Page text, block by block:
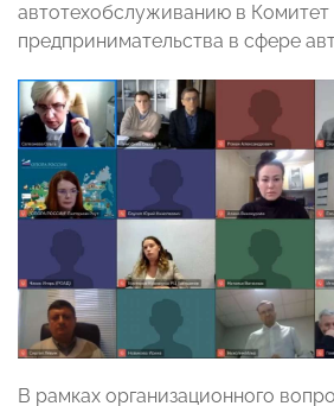
автотехобслуживанию в
предпринимательства в сфере
В рамках организационного